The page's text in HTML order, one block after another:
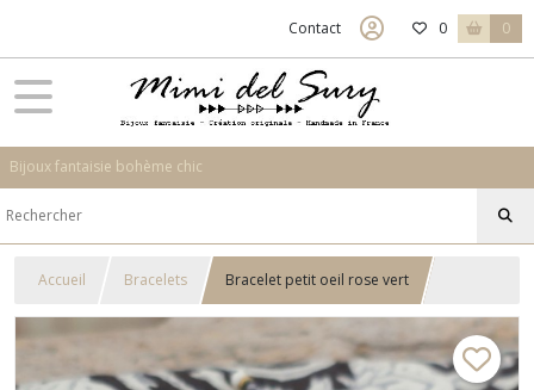
Contact 0 0
Bijoux fantaisie bohème chic
Accueil Bracelets Bracelet petit oeil rose vert